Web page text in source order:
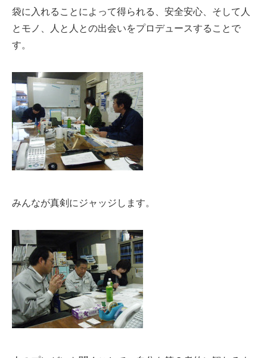
袋に入れることによって得られる、安全安心、そして人
とモノ、人と人との出会いをプロデュースすることで
す。
みんなが真剣にジャッジします。